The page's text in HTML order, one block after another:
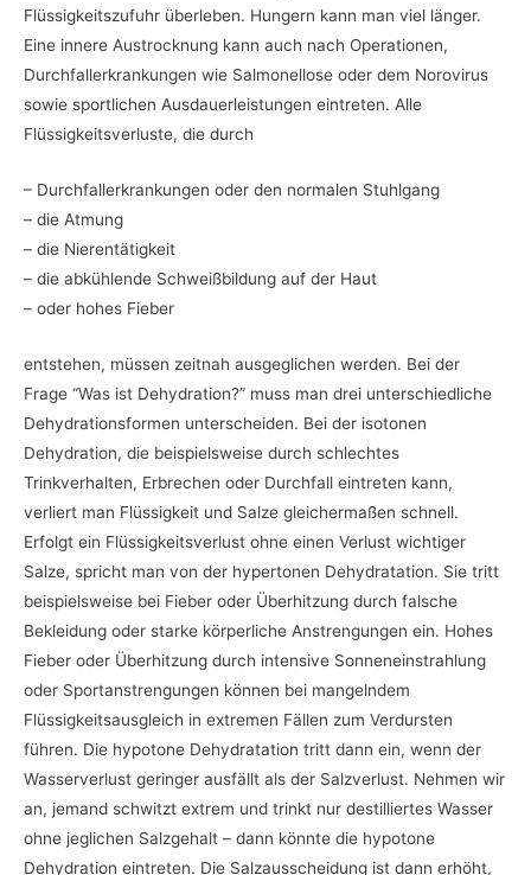
Flüssigkeitszufuhr überleben. Hungern kann man viel länger.
Eine innere Austrocknung kann auch nach Operationen,
Durchfallerkrankungen wie Salmonellose oder dem Norovirus
sowie sportlichen Ausdauerleistungen eintreten. Alle
Flüssigkeitsverluste, die durch
– Durchfallerkrankungen oder den normalen Stuhlgang
– die Atmung
– die Nierentätigkeit
– die abkühlende Schweißbildung auf der Haut
– oder hohes Fieber
entstehen, müssen zeitnah ausgeglichen werden. Bei der
Frage “Was ist Dehydration?” muss man drei unterschiedliche
Dehydrationsformen unterscheiden. Bei der isotonen
Dehydration, die beispielsweise durch schlechtes
Trinkverhalten, Erbrechen oder Durchfall eintreten kann,
verliert man Flüssigkeit und Salze gleichermaßen schnell.
Erfolgt ein Flüssigkeitsverlust ohne einen Verlust wichtiger
Salze, spricht man von der hypertonen Dehydratation. Sie tritt
beispielsweise bei Fieber oder Überhitzung durch falsche
Bekleidung oder starke körperliche Anstrengungen ein. Hohes
Fieber oder Überhitzung durch intensive Sonneneinstrahlung
oder Sportanstrengungen können bei mangelndem
Flüssigkeitsausgleich in extremen Fällen zum Verdursten
führen. Die hypotone Dehydratation tritt dann ein, wenn der
Wasserverlust geringer ausfällt als der Salzverlust. Nehmen wir
an, jemand schwitzt extrem und trinkt nur destilliertes Wasser
ohne jeglichen Salzgehalt – dann könnte die hypotone
Dehydration eintreten. Die Salzausscheidung ist dann erhöht,